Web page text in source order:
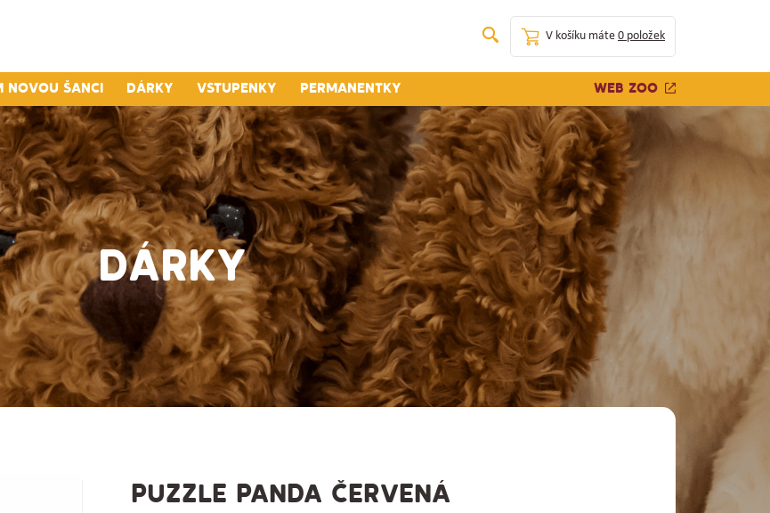
V košíku máte 0 položek
novou šanci Dárky Vstupenky Permanentky Web zoo
DÁRKY
PUZZLE PANDA ČERVENÁ